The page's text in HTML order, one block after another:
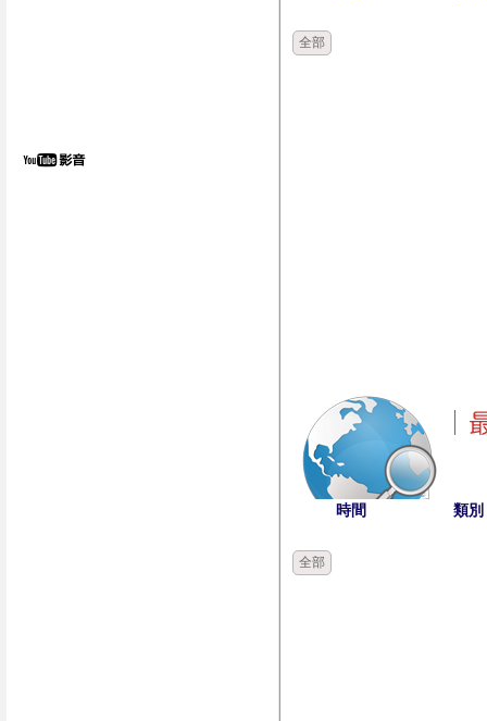
全部
時間 類別
全部